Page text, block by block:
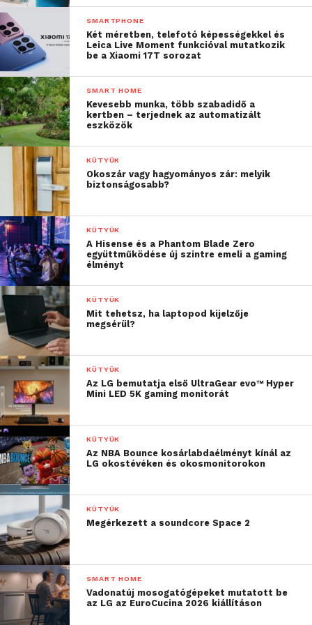
A további részletek és feltételek a T-Mobile
holnapján lesznek olvashatók május folyamán.
SMARTPHONE
Két méretben, telefotó képességekkel és
Leica Live Moment funkcióval mutatkozik
be a Xiaomi 17T sorozat
SMART HOME
Kevesebb munka, több szabadidő a
kertben – terjednek az automatizált
eszközök
KÜTYÜK
Okoszár vagy hagyományos zár: melyik
biztonságosabb?
KÜTYÜK
A Hisense és a Phantom Blade Zero
együttműködése új szintre emeli a gaming
élményt
KÜTYÜK
Mit tehetsz, ha laptopod kijelzője
megsérül?
KÜTYÜK
Az LG bemutatja első UltraGear evo™ Hyper
Mini LED 5K gaming monitorát
KÜTYÜK
Az NBA Bounce kosárlabdaélményt kínál az
LG okostévéken és okosmonitorokon
KÜTYÜK
Megérkezett a soundcore Space 2
SMART HOME
Vadonatúj mosogatógépeket mutatott be
az LG az EuroCucina 2026 kiállításon